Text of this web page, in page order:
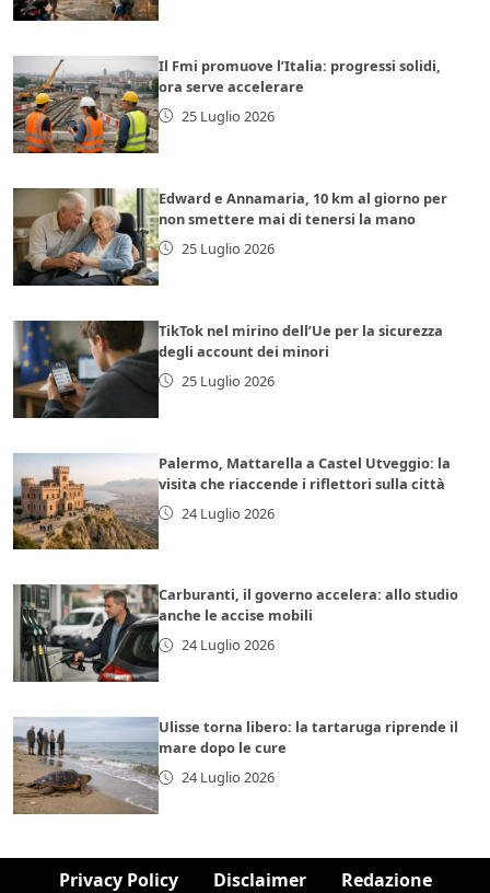
Il Fmi promuove l’Italia: progressi solidi,
ora serve accelerare
25 Luglio 2026
Edward e Annamaria, 10 km al giorno per
non smettere mai di tenersi la mano
25 Luglio 2026
TikTok nel mirino dell’Ue per la sicurezza
degli account dei minori
25 Luglio 2026
Palermo, Mattarella a Castel Utveggio: la
visita che riaccende i riflettori sulla città
24 Luglio 2026
Carburanti, il governo accelera: allo studio
anche le accise mobili
24 Luglio 2026
Ulisse torna libero: la tartaruga riprende il
mare dopo le cure
24 Luglio 2026
Privacy Policy Disclaimer Redazione